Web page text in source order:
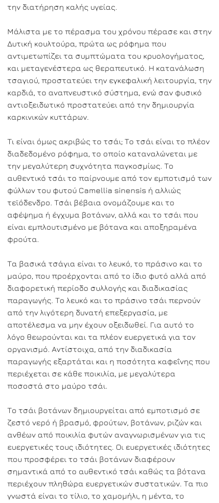
την διατήρηση καλής υγείας.
Μάλιστα με το πέρασμα του χρόνου πέρασε και στην
Δυτική κουλτούρα, πρώτα ως ρόφημα που
αντιμετωπίζει τα συμπτώματα του κρυολογήματος,
και μεταγενέστερα ως θεραπευτικό. Η κατανάλωση
τσαγιού, προστατεύει την εγκεφαλική λειτουργία, την
καρδιά, το αναπνευστικό σύστημα, ενώ σαν φυσικό
αντιοξειδωτικό προστατεύει από την δημιουργία
καρκινικών κυττάρων.
Τι είναι όμως ακριβώς το τσάι; Το τσάι είναι το πλέον
διαδεδομένο ρόφημα, το οποίο καταναλώνεται με
την μεγαλύτερη συχνότητα παγκοσμίως. Το
αυθεντικό τσάι το παίρνουμε από τον εμποτισμό των
φύλλων του φυτού Camellia sinensis ή αλλιώς
τεϊόδενδρο. Τσάι βέβαια ονομάζουμε και το
αφέψημα ή έγχυμα βοτάνων, αλλά και το τσάι που
είναι εμπλουτισμένο με βότανα και αποξηραμένα
φρούτα.
Τα βασικά τσάγια είναι το λευκό, το πράσινο και το
μαύρο, που προέρχονται από το ίδιο φυτό αλλά από
διαφορετική περίοδο συλλογής και διαδικασίας
παραγωγής. Το λευκό και το πράσινο τσάι περνούν
από την λιγότερη δυνατή επεξεργασία, με
αποτέλεσμα να μην έχουν οξειδωθεί. Για αυτό το
λόγο θεωρούνται και τα πλέον ευεργετικά για τον
οργανισμό. Αντίστοιχα, από την διαδικασία
παραγωγής εξαρτάται και η ποσότητα καφεΐνης που
περιέχεται σε κάθε ποικιλία, με μεγαλύτερα
ποσοστά στο μαύρο τσάι.
Το τσάι βοτάνων δημιουργείται από εμποτισμό σε
ζεστό νερό ή βρασμό, φρούτων, βοτάνων, ριζών και
ανθέων από ποικιλία φυτών αναγνωρισμένων για τις
ευεργετικές τους ιδιότητες. Οι ευεργετικές ιδιότητες
που προσφέρει το τσάι βοτάνων διαφέρουν
σημαντικά από το αυθεντικό τσάι καθώς τα βότανα
περιέχουν πληθώρα ευεργετικών συστατικών. Τα πιο
γνωστά είναι το τίλιο, το χαμομήλι, η μέντα, το